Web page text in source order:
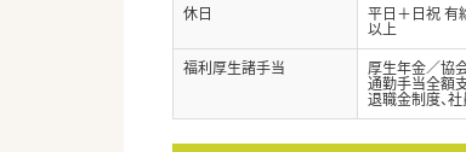
休日
平日＋日祝
以上
福利厚生諸手当
厚生年金／協
通勤手当全額
退職金制度、